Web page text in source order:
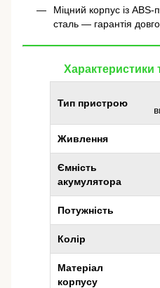
Міцний корпус із ABS-
сталь — гарантія
Характеристики
Тип пристрою
Живлення
Ємність
акумулятора
Потужність
Колір
Матеріал
корпусу